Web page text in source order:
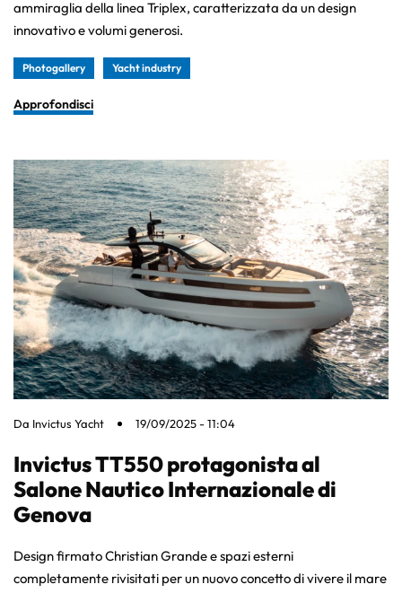
ammiraglia della linea Triplex, caratterizzata da un design
innovativo e volumi generosi.
Photogallery Yacht industry
Approfondisci
Da Invictus Yacht 19/09/2025 - 11:04
Invictus TT550 protagonista al
Salone Nautico Internazionale di
Genova
Design firmato Christian Grande e spazi esterni
completamente rivisitati per un nuovo concetto di vivere il mare